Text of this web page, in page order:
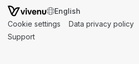
SWITCH LANGUAGE
Cookie settings (opens in a new tab)
Data privacy policy
Support